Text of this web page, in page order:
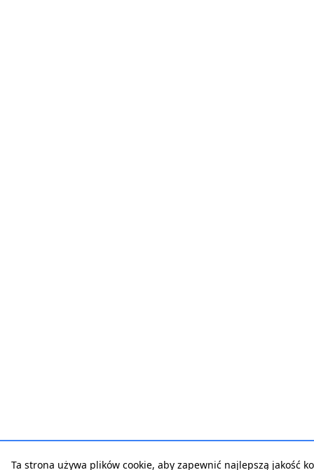
Ta strona używa plików cookie, aby zapewnić najlepszą jakość